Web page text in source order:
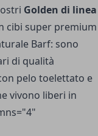
Golden di linea
cibi super premium
Barf: sono
di qualità
pelo toelettato e
vivono liberi in